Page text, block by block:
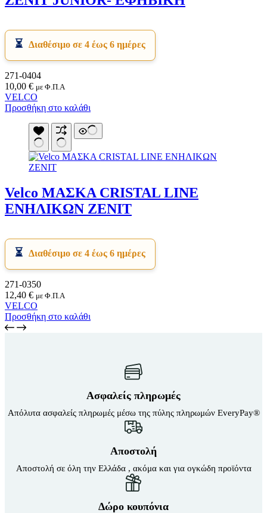
Διαθέσιμο σε 4 έως 6 ημέρες
271-0404
10,00 € με Φ.Π.Α
VELCO
Προσθήκη στο καλάθι
Velco ΜΑΣΚΑ CRISTAL LINE
ΕΝΗΛΙΚΩΝ ZENIT
Διαθέσιμο σε 4 έως 6 ημέρες
271-0350
12,40 € με Φ.Π.Α
VELCO
Προσθήκη στο καλάθι
Ασφαλείς πληρωμές
Απόλυτα ασφαλείς πληρωμές μέσω της πύλης πληρωμών EveryPay®
Αποστολή
Αποστολή σε όλη την Ελλάδα , ακόμα και για ογκώδη προϊόντα
Δώρο κουπόνια